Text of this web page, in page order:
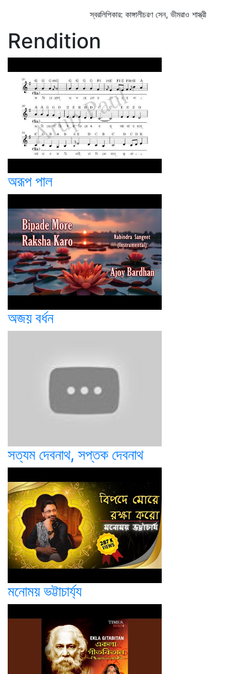
স্বরলিপিকার: কাঙ্গালীচরণ সেন, ভীমরাও শাস্ত্রী
Rendition
অরূপ পাল
অজয় বর্ধন
সত্যম দেবনাথ, সপ্তক দেবনাথ
মনোময় ভট্টাচার্য্য